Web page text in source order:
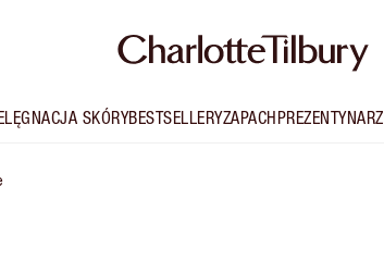
SKÓRYBESTSELLERYZAPACHPREZENTY